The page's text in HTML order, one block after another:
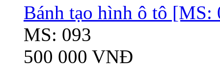
Bánh tạo hình ô tô [MS:
MS: 093
500 000 VNĐ